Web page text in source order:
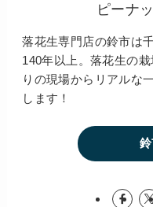
ピーナ
落花生専門店の鈴市は
140年以上。落花生の
りの現場からリアルな
します！